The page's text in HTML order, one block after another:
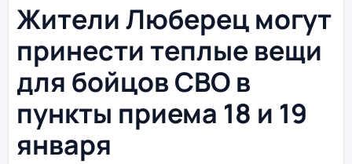
Жители Люберец могут
принести теплые вещи
для бойцов СВО в
пункты приема 18 и 19
января